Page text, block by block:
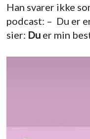
Han svarer ikke
podcast: – Du er
sier: Duer min